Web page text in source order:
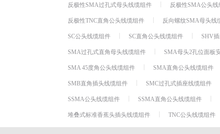
反极性SMA过孔式母头线缆组件
反极性SMA公头
反极性TNC直角公头线缆组件
反向螺纹SMA母头线
SC公头线缆组件
SC直角公头线缆组件
SHV
SMA过孔式直角母头线缆组件
SMA母头2孔位面板
SMA 45度角公头线缆组件
SMA直角公头线缆组件
SMB直角插头线缆组件
SMC过孔式插座线缆组件
SSMA公头线缆组件
SSMA直角公头线缆组件
堆叠式标准香蕉头插头线缆组件
TNC公头线缆组件